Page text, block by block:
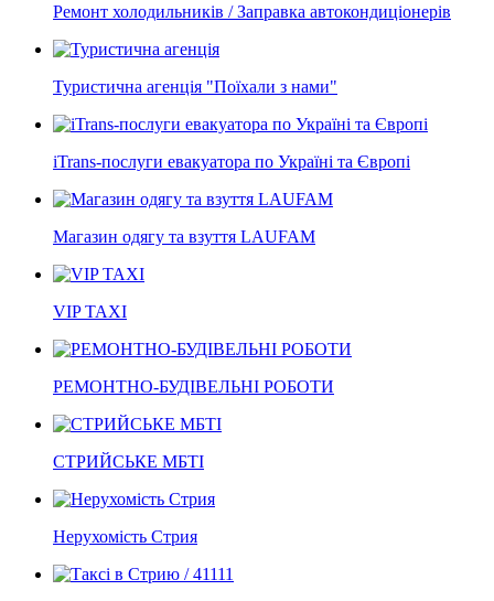
Ремонт холодильників / Заправка автокондиціонерів
Туристична агенція "Поїхали з нами"
iTrans-послуги евакуатора по Україні та Європі
Магазин одягу та взуття LAUFAM
VIP TAXI
РЕМОНТНО-БУДІВЕЛЬНІ РОБОТИ
СТРИЙСЬКЕ МБТІ
Нерухомість Стрия